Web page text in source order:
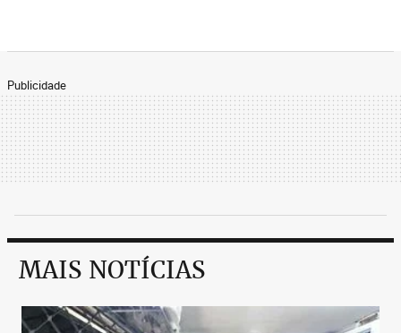
Publicidade
MAIS NOTÍCIAS